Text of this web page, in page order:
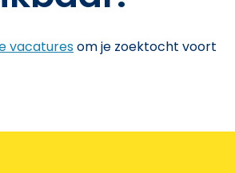
vacaturesom je zoektocht voort